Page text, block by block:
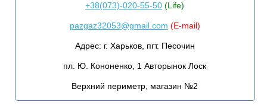
+38(073)-020-55-50 (Life)
pazgaz32053@gmail.com (E-mail)
Адрес: г. Харьков, пгт. Песочин
пл. Ю. Кононенко, 1 Авторынок Лоск
Верхний периметр, магазин №2